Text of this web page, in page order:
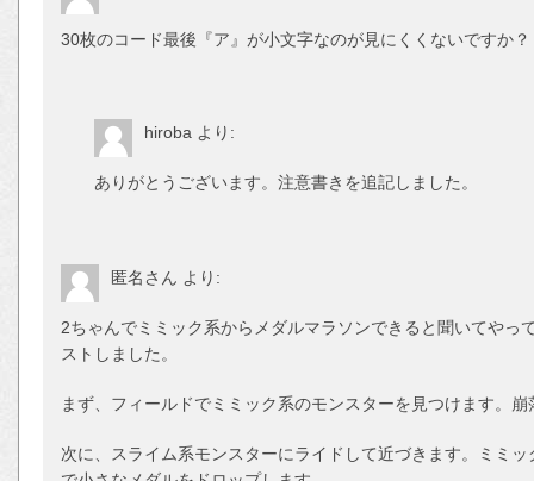
30枚のコード最後『ア』が小文字なのが見にくくないですか？
hiroba より:
ありがとうございます。注意書きを追記しました。
匿名さん より:
2ちゃんでミミック系からメダルマラソンできると聞いてやっ
ストしました。
まず、フィールドでミミック系のモンスターを見つけます。
次に、スライム系モンスターにライドして近づきます。ミミ